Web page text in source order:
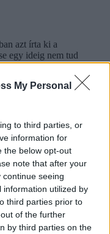
My Personal
to third parties, or
information for
the below opt-out
note that after your
seeing
information utilized by
third parties prior to
of the further
by third parties on the
azt írta ki a
egy ideig nem tud
a különböző
ki és írják alá a
és azt adják be az
ír
kevesebb a
nincs rajta orvosi
ugyanis olyan
akiket az enyhe tünetek
fejfájás, enyhe nátha –
tünetek felsorolása után
igazolást kérnek.